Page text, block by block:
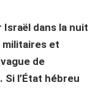
dans la nuit
militaires et
de
l’État hébreu